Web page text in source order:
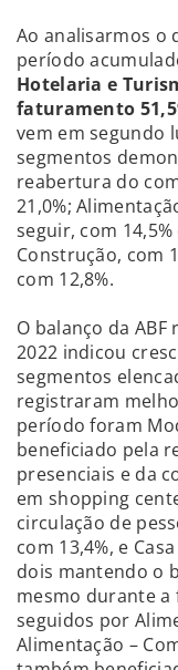
Ao analisarmos o
período
Hotelaria e
faturamento
vem em segundo
segmentos
reabertura do
21,0%;
seguir, com
Construção, com
com 12,8%.
O balanço da
2022 indicou
segmentos
registraram
período foram
beneficiado pela
presenciais e da
em shopping
circulação de
com 13,4%, e
dois mantendo o
mesmo durante a
seguidos por
Alimentação –